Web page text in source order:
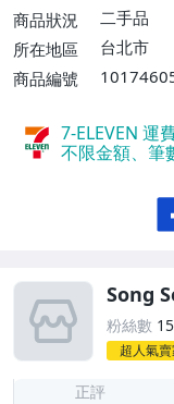
商品狀況
二手品
所在地區
台北市
商品編號
7-ELEVEN 運
不限金額、筆
Song
粉絲數
超人氣
正評